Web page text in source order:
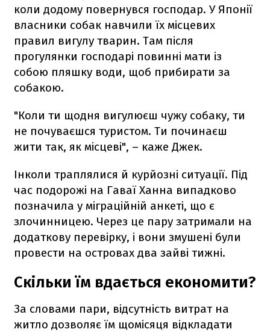
коли додому повернувся господар. У Японії
власники собак навчили їх місцевих
правил вигулу тварин. Там після
прогулянки господарі повинні мати із
собою пляшку води, щоб прибирати за
собакою.
"Коли ти щодня вигулюєш чужу собаку, ти
не почуваєшся туристом. Ти починаєш
жити так, як місцеві", – каже Джек.
Інколи траплялися й курйозні ситуації. Під
час подорожі на Гаваї Ханна випадково
позначила у міграційній анкеті, що є
злочинницею. Через це пару затримали на
додаткову перевірку, і вони змушені були
провести на островах два зайві тижні.
Скільки їм вдається економити?
За словами пари, відсутність витрат на
житло дозволяє їм щомісяця відкладати